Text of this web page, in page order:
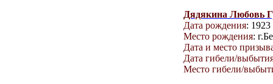
Дядякина Любовь
Дата рождения: 1923
Место рождения:
Дата и место
Дата гибели/
Место гибели/